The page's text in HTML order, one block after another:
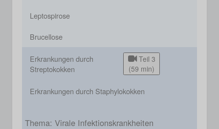
Leptospirose
Brucellose
Erkrankungen durch
Streptokokken
Teil 3
(59 min)
Erkrankungen durch Staphylokokken
Thema: Virale Infektionskrankheiten